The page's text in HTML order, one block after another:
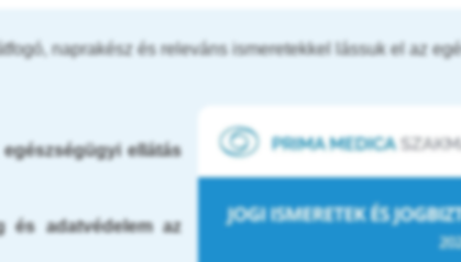
naprakész és releváns ismeretekkel lássuk el az
ellátás
és adatvédelem az